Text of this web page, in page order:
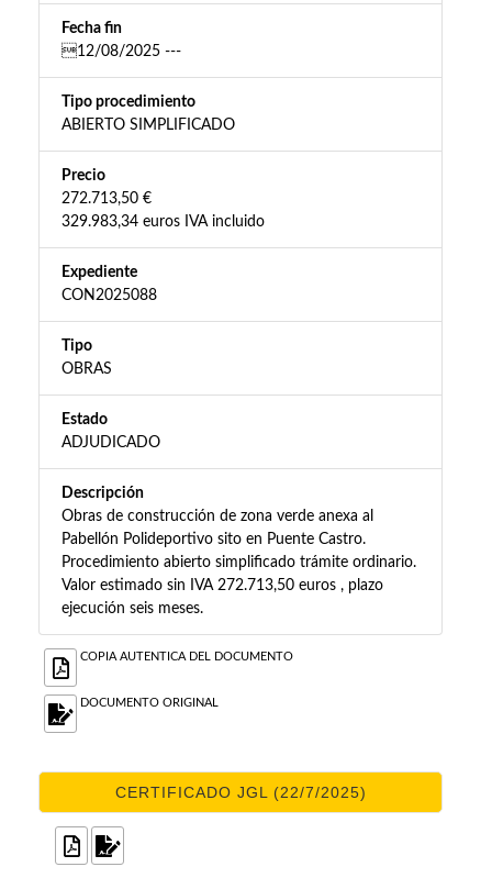
Fecha fin
12/08/2025 ---
Tipo procedimiento
ABIERTO SIMPLIFICADO
Precio
272.713,50 €
329.983,34 euros IVA incluido
Expediente
CON2025088
Tipo
OBRAS
Estado
ADJUDICADO
Descripción
Obras de construcción de zona verde anexa al
Pabellón Polideportivo sito en Puente Castro.
Procedimiento abierto simplificado trámite ordinario.
Valor estimado sin IVA 272.713,50 euros , plazo
ejecución seis meses.
COPIA AUTENTICA DEL DOCUMENTO
DOCUMENTO ORIGINAL
CERTIFICADO JGL (22/7/2025)